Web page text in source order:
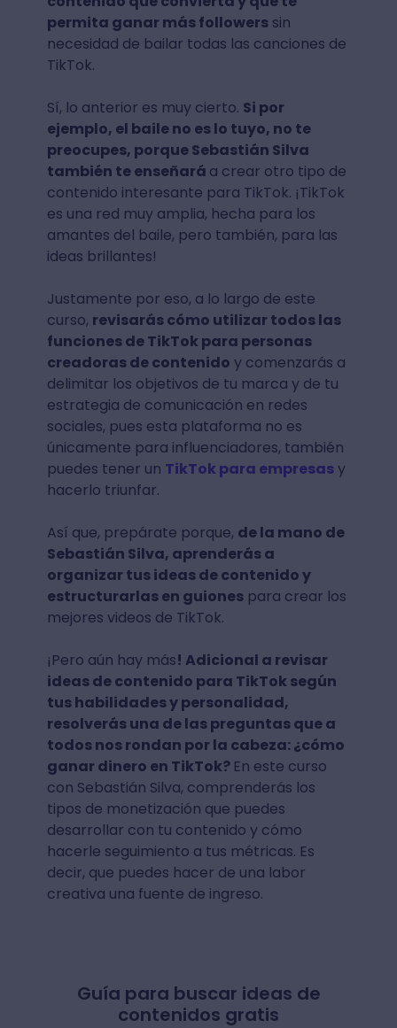
permita ganar más followerssin
necesidad de bailar todas las canciones de
TikTok.
Sí, lo anterior es muy cierto. Si por
ejemplo, el baile no es lo tuyo, no te
preocupes, porque Sebastián Silva
también te enseñará a crear otro tipo de
contenido interesante para TikTok. ¡TikTok
es una red muy amplia, hecha para los
amantes del baile, pero también, para las
ideas brillantes!
Justamente por eso, a lo largo de este
curso, revisarás cómo utilizar todos las
funciones de TikTok para personas
creadoras de contenido y comenzarás a
delimitar los objetivos de tu marca y de tu
estrategia de comunicación en redes
sociales, pues esta plataforma no es
únicamente para influenciadores, también
puedes tener un TikTok para empresasy
hacerlo triunfar.
Así que, prepárate porque, de la mano de
Sebastián Silva, aprenderás a
organizar tus ideas de contenido y
estructurarlas en guionespara crear los
mejores videos de TikTok.
¡Pero aún hay más! Adicional a revisar
ideas de contenido para TikTok según
tus habilidades y personalidad,
resolverás una de las preguntas que a
todos nos rondan por la cabeza: ¿cómo
ganar dinero en TikTok? En este curso
con Sebastián Silva, comprenderás los
tipos de monetización que puedes
desarrollar con tu contenido y cómo
hacerle seguimiento a tus métricas. Es
decir, que puedes hacer de una labor
creativa una fuente de ingreso.
Guía para buscar ideas de
contenidos gratis